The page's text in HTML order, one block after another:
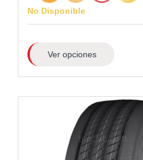
No Disponible
Ver opciones